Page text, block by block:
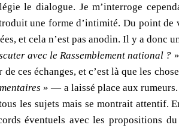
le dialogue. Je m’interroge
une forme d’intimité. Du point
et cela n’est pas anodin. Il y a donc
avec le Rassemblement national ?
ces échanges, et c’est là que les
» — a laissé place aux
les sujets mais se montrait attentif.
éventuels avec les propositions